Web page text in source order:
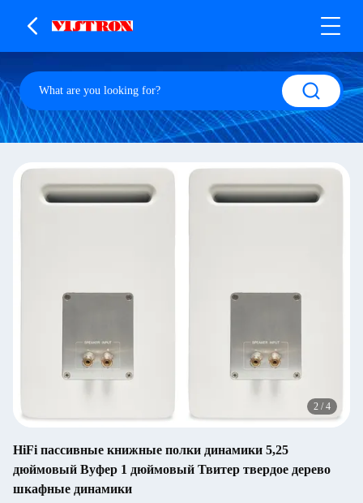
2 /4
HiFi пассивные книжные полки динамики 5,25
дюймовый Вуфер 1 дюймовый Твитер твердое дерево
шкафные динамики